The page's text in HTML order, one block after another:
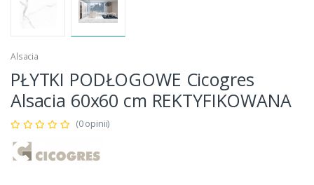
Alsacia
PŁYTKI PODŁOGOWE Cicogres
Alsacia 60x60 cm REKTYFIKOWANA
(0 opinii)